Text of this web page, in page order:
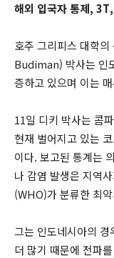
해외 입국자 통제,
호주 그리피스 대학
Budiman) 박사는 인
증하고 있으며 이는
11일 디키 박사는 콤
현재 벌어지고 있는
이다. 보고된 통계는
나 감염 발생은 지역
(WHO)가 분류한 최
그는 인도네시아의 경
더 많기 때문에 전파